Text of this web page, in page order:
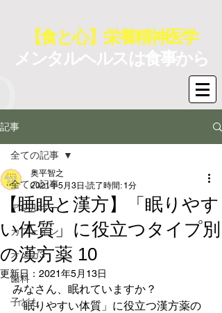
【食と心】栄養精神医学
メンタルヘルスは食事から
記事
全ての記事
アレルギー
カフェイン
オメガ3
歯科
子ども
全ての記事
【睡眠と漢方】「眠りやす
い体質」に役立つタイプ別
の漢方薬 10
奥平智之
2021年5月3日 読了時間: 1分
更新日： 2021年5月13日
みなさん、眠れていますか？
「眠りやすい体質」に役立つ漢方薬の